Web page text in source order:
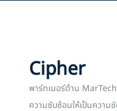
Cipher
พาร์ทเนอร์ด้าน
ความซับซ้อนให้เป็นความ